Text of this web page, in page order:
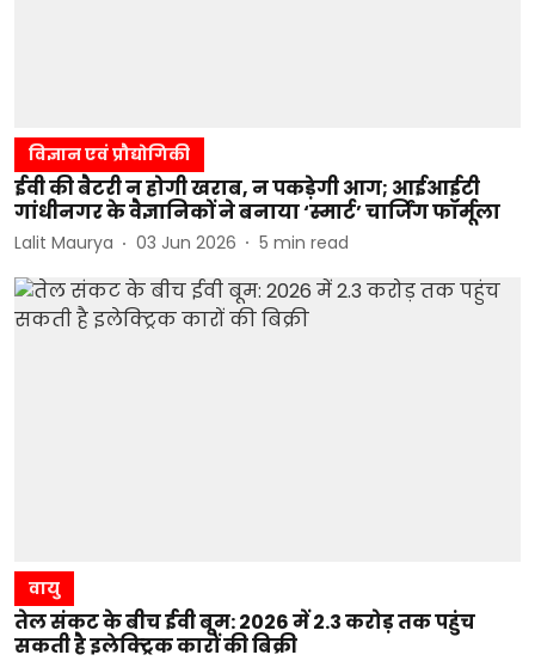
विज्ञान एवं प्रौद्योगिकी
ईवी की बैटरी न होगी खराब, न पकड़ेगी आग; आईआईटी
गांधीनगर के वैज्ञानिकों ने बनाया ‘स्मार्ट’ चार्जिंग फॉर्मूला
Lalit Maurya 03 Jun 2026 5 min read
वायु
तेल संकट के बीच ईवी बूम: 2026 में 2.3 करोड़ तक पहुंच
सकती है इलेक्ट्रिक कारों की बिक्री